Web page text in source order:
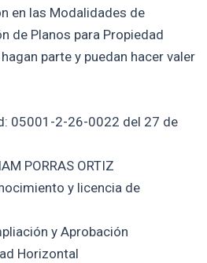
en las Modalidades de
de Planos para Propiedad
parte y puedan hacer valer
05001-2-26-0022 del 27 de
PORRAS ORTIZ
y licencia de
y Aprobación
Horizontal